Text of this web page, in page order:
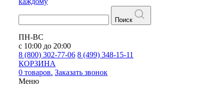
Поиск
ПН-ВС
с 10:00 до 20:00
8 (800) 302-77-06 8 (499) 348-15-11
КОРЗИНА
0 товаров. Заказать звонок
Меню